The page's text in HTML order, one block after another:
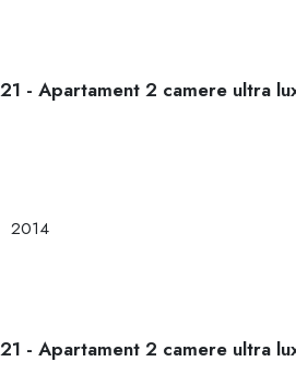
- Apartament 2 camere ultra
2014
- Apartament 2 camere ultra